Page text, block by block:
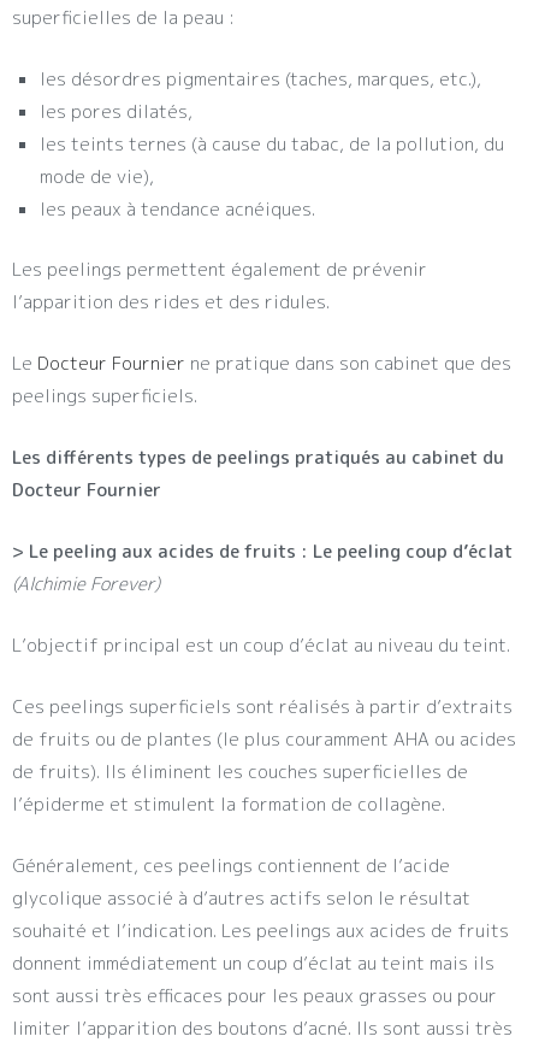
superficielles de la peau :
les désordres pigmentaires (taches, marques, etc.),
les pores dilatés,
les teints ternes (à cause du tabac, de la pollution, du
mode de vie),
les peaux à tendance acnéiques.
Les peelings permettent également de prévenir
l’apparition des rides et des ridules.
Le Docteur Fournier ne pratique dans son cabinet que des
peelings superficiels.
Les différents types de peelings pratiqués au cabinet du
Docteur Fournier
> Le peeling aux acides de fruits : Le peeling coup d’éclat
(Alchimie Forever)
L’objectif principal est un coup d’éclat au niveau du teint.
Ces peelings superficiels sont réalisés à partir d’extraits
de fruits ou de plantes (le plus couramment AHA ou acides
de fruits). Ils éliminent les couches superficielles de
l’épiderme et stimulent la formation de collagène.
Généralement, ces peelings contiennent de l’acide
glycolique associé à d’autres actifs selon le résultat
souhaité et l’indication. Les peelings aux acides de fruits
donnent immédiatement un coup d’éclat au teint mais ils
sont aussi très efficaces pour les peaux grasses ou pour
limiter l’apparition des boutons d’acné. Ils sont aussi très